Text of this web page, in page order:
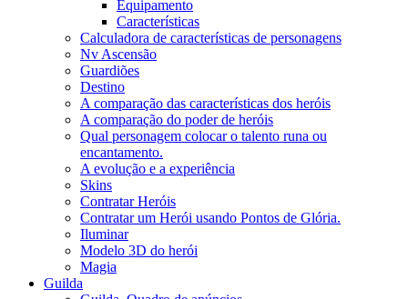
Equipamento
Características
Calculadora de características de personagens
Nv Ascensão
Guardiões
Destino
A comparação das características dos heróis
A comparação do poder de heróis
Qual personagem colocar o talento runa ou
encantamento.
A evolução e a experiência
Skins
Contratar Heróis
Contratar um Herói usando Pontos de Glória.
Iluminar
Modelo 3D do herói
Magia
Guilda